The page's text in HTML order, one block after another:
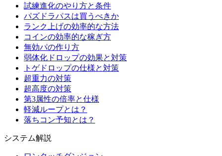
試練進化のやり方と条件
パズドラパスは買うべきか
ランク上げの効率的な方法
コインの効率的な稼ぎ方
無効パの作り方
弱体化ドロップの効果と対策
トゲドロップの仕様と対策
超重力の対策
超高度の対策
第3属性の倍率と仕様
軽減ループとは？
落ちコン予知とは？
システム解説